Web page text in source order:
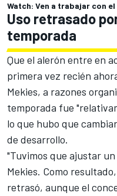
Watch: Ven a trabajar con
Uso retrasado
temporada
Que el alerón entre en
primera vez recién
Mekies, a razones
temporada fue
lo que hubo que
de desarrollo.
"Tuvimos que ajustar
Mekies. Como
retrasó, aunque el